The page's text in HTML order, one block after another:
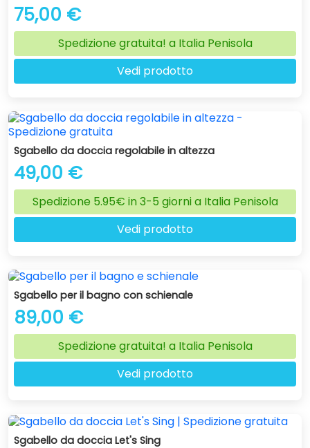
75,00 €
Spedizione gratuita! a Italia Penisola
Vedi prodotto
Sgabello da doccia regolabile in altezza
49,00 €
Spedizione 5.95€ in 3-5 giorni a Italia Penisola
Vedi prodotto
Sgabello per il bagno con schienale
89,00 €
Spedizione gratuita! a Italia Penisola
Vedi prodotto
Sgabello da doccia Let's Sing